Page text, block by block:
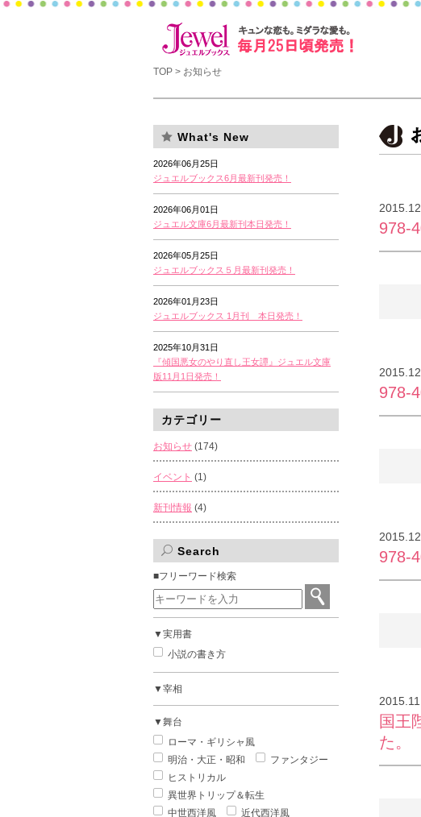
TOP > お知らせ
What's New
2026年06月25日
ジュエルブックス6月最新刊発売！
2026年06月01日
ジュエル文庫6月最新刊本日発売！
2026年05月25日
ジュエルブックス５月最新刊発売！
2026年01月23日
ジュエルブックス 1月刊 本日発売！
2025年10月31日
『傾国悪女のやり直し王女譚』ジュエル文庫
版11月1日発売！
カテゴリー
お知らせ (174)
イベント (1)
新刊情報 (4)
Search
■フリーワード検索
▼実用書
小説の書き方
▼宰相
▼舞台
ローマ・ギリシャ風
明治・大正・昭和
ファンタジー
ヒストリカル
異世界トリップ＆転生
中世西洋風
近代西洋風
978-
978-
978-
国王
た。